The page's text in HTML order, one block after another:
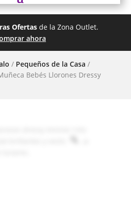
Ofertasde la Zona Outlet.
ahora
/ Pequeños de la Casa /
Bebés Llorones Dressy